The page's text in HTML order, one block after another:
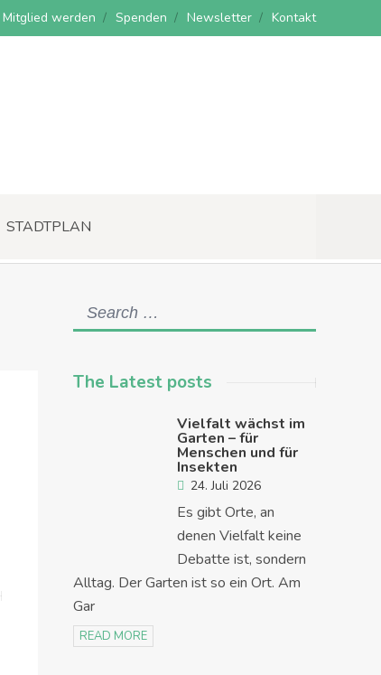
Mitglied werden Spenden Newsletter Kontakt
STADTPLAN
The Latest posts
Vielfalt wächst im
Garten – für
Menschen und für
Insekten
24. Juli 2026
Es gibt Orte, an
denen Vielfalt keine
Debatte ist, sondern
Alltag. Der Garten ist so ein Ort. Am
Gar
READ MORE